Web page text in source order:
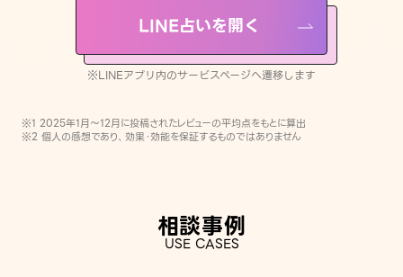
LINE占いを開く
※LINEアプリ内のサービスページへ遷移します
※1 2025年1月〜12月に投稿されたレビューの平均点をもとに算出
※2 個人の感想であり、効果・効能を保証するものではありません
相談事例
USE CASES